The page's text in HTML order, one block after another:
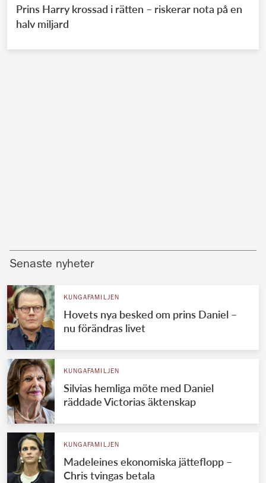
Prins Harry krossad i rätten – riskerar nota på en
halv miljard
Senaste nyheter
KUNGAFAMILJEN
Hovets nya besked om prins Daniel –
nu förändras livet
KUNGAFAMILJEN
Silvias hemliga möte med Daniel
räddade Victorias äktenskap
KUNGAFAMILJEN
Madeleines ekonomiska jätteflopp –
Chris tvingas betala